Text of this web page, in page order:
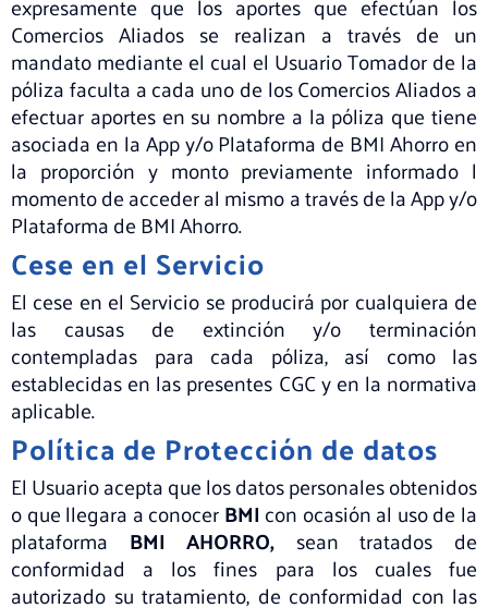
Comercios Aliados se realizan a través de un
mandato mediante el cual el Usuario Tomador de la
póliza faculta a cada uno de los Comercios Aliados a
efectuar aportes en su nombre a la póliza que tiene
asociada en la App y/o Plataforma de BMI Ahorro en
la proporción y monto previamente informado l
momento de acceder al mismo a través de la App y/o
Plataforma de BMI Ahorro.
Cese en el Servicio
El cese en el Servicio se producirá por cualquiera de
las causas de extinción y/o terminación
contempladas para cada póliza, así como las
establecidas en las presentes CGC y en la normativa
aplicable.
Política de Protección de datos
El Usuario acepta que los datos personales obtenidos
o que llegara a conocerBMI con ocasión al uso de la
plataforma BMI AHORRO, sean tratados de
conformidad a los fines para los cuales fue
autorizado su tratamiento, de conformidad con las